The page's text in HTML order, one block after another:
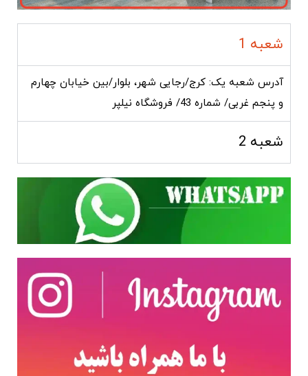
شعبه 1
آدرس شعبه یک: کرج/رجایی شهر، بلوار/بین خیابان چهارم
و پنجم غربی/ شماره 43/ فروشگاه نیلپر
شعبه 2